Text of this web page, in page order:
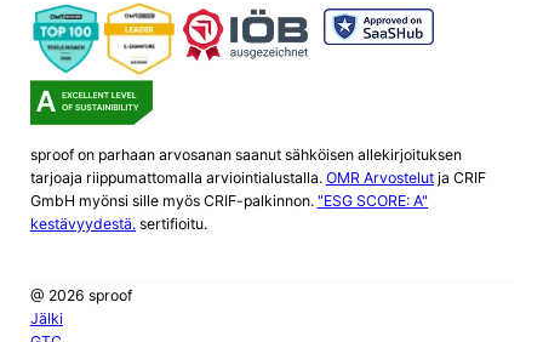
sproof on parhaan arvosanan saanut sähköisen allekirjoituksen
tarjoaja riippumattomalla arviointialustalla. OMR Arvostelutja CRIF
GmbH myönsi sille myös CRIF-palkinnon. "ESG SCORE: A"
kestävyydestä.sertifioitu.
@ 2026 sproof
Jälki